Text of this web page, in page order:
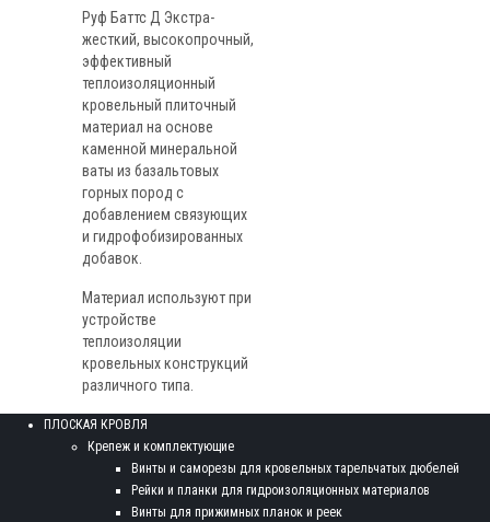
Руф Баттс Д Экстра-
жесткий, высокопрочный,
эффективный
теплоизоляционный
кровельный плиточный
материал на основе
каменной минеральной
ваты из базальтовых
горных пород с
добавлением связующих
и гидрофобизированных
добавок.
Материал используют при
устройстве
теплоизоляции
кровельных конструкций
различного типа.
ПЛОСКАЯ КРОВЛЯ
Крепеж и комплектующие
Винты и саморезы для кровельных тарельчатых дюбелей
Рейки и планки для гидроизоляционных материалов
Винты для прижимных планок и реек